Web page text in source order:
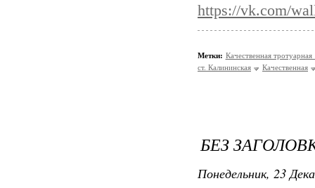
https://vk.com/
Метки: Качественная
ст. Калининская
Качественная
БЕЗ
Понедельник, 23